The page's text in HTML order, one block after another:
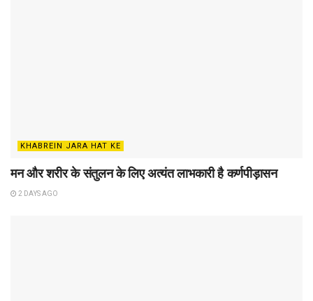
KHABREIN JARA HAT KE
मन और शरीर के संतुलन के लिए अत्यंत लाभकारी है कर्णपीड़ासन
2 DAYS AGO